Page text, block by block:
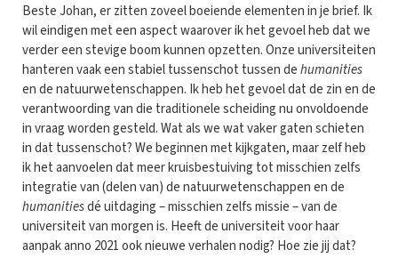
Beste Johan, er zitten zoveel boeiende elementen in je brief. Ik
wil eindigen met een aspect waarover ik het gevoel heb dat we
verder een stevige boom kunnen opzetten. Onze universiteiten
hanteren vaak een stabiel tussenschot tussen dehumanities
en de natuurwetenschappen. Ik heb het gevoel dat de zin en de
verantwoording van die traditionele scheiding nu onvoldoende
in vraag worden gesteld. Wat als we wat vaker gaten schieten
in dat tussenschot? We beginnen met kijkgaten, maar zelf heb
ik het aanvoelen dat meer kruisbestuiving tot misschien zelfs
integratie van (delen van) de natuurwetenschappen en de
humanitiesdé uitdaging – misschien zelfs missie – van de
universiteit van morgen is. Heeft de universiteit voor haar
aanpak anno 2021 ook nieuwe verhalen nodig? Hoe zie jij dat?